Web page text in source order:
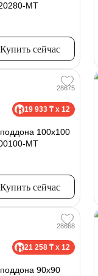
MT
Купить сейчас
28675
19 933 ₸ x 12
100x100
MT
Купить сейчас
28668
21 258 ₸ x 12
90x90